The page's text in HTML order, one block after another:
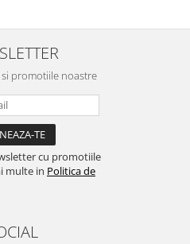
promotiile noastre
cu promotiile
multe in Politica de